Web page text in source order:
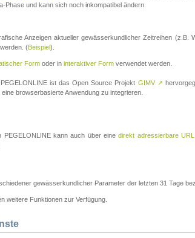
Phase und kann sich noch inkompatibel ändern.
Anzeigen aktueller gewässerkundlicher Zeitreihen
(Beispiel).
Form oder in interaktiver Form verwendet werden.
ist das Open Source Projekt GIMV ↗
browserbasierte Anwendung zu integrieren.
PEGELONLINE kann auch über einedirekt adressierbare URL
gewässerkundlicher Parameter der letzten 31 Tage
weitere Funktionen zur Verfügung.